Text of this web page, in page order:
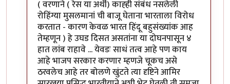
( वरणाने ( रेस या अर्थी) काह्ही संबंध नसलेली
रोहिंग्या मुसलमानां ची बाजू घेताना भारताला विरोध
करतात - कारण केवळ भारत हिंदू बहुसंख्यांक आह
तेम्हणून ) हे उघड दिसत असतांना या दोघनपासून ४
हात लांब राहावे ... येवडः साधं तत्व आहे पण काय
आहे भाजप सरकार करणार म्हणजे चूकच असे
ठरवलेच आहे तर बोलणे खुंटते त्या दृष्टिने आमिर